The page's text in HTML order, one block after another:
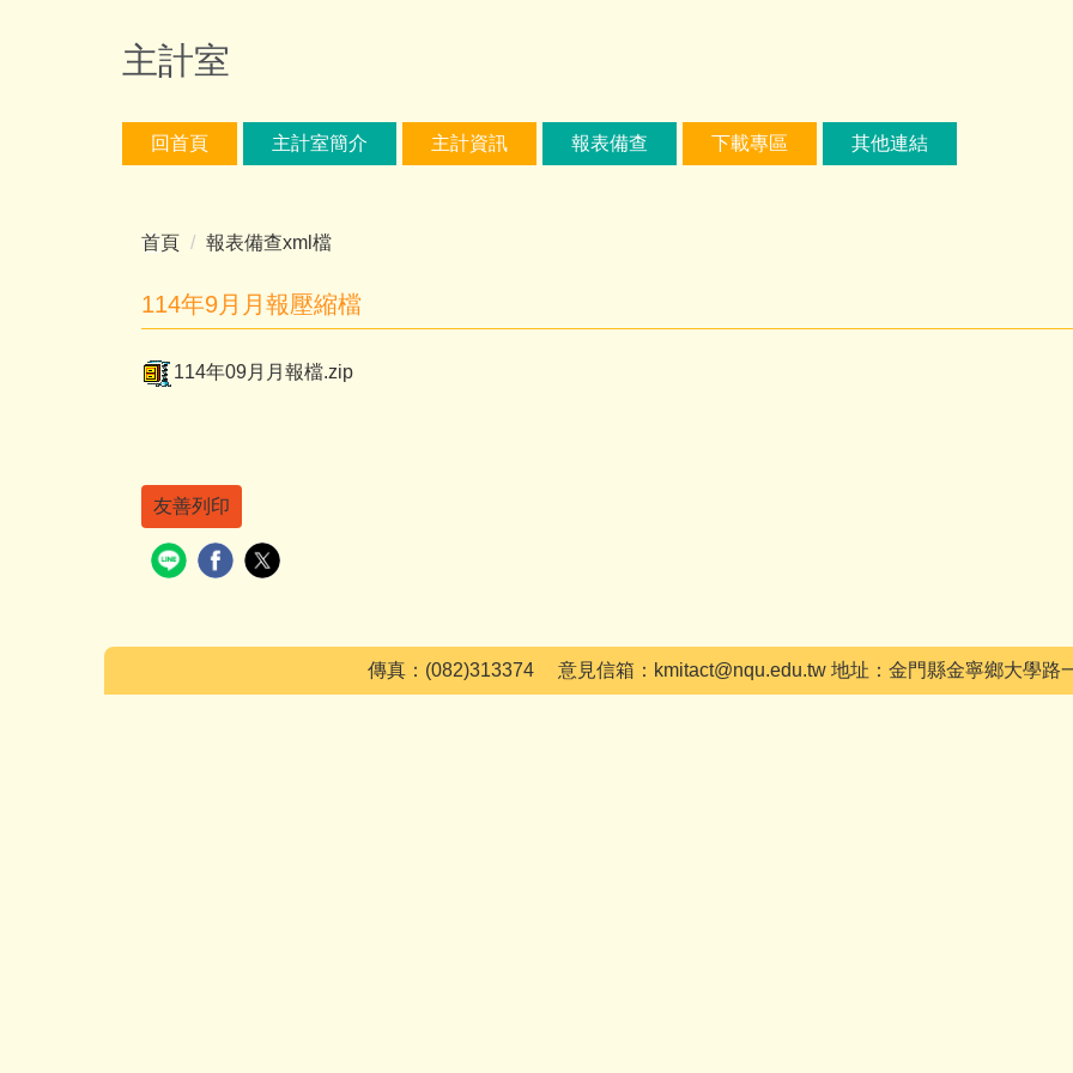
主計室
回首頁 主計室簡介 主計資訊 報表備查 下載專區 其他連結
首頁 報表備查xml檔
114年9月月報壓縮檔
114年09月月報檔.zip
友善列印
傳真：(082)313374 意見信箱：kmitact@nqu.edu.tw 地址：金門縣金寧鄉大學路